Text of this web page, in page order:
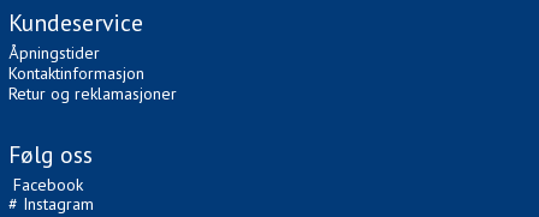
Kundeservice
Åpningstider
Kontaktinformasjon
Retur og reklamasjoner
Følg oss
Facebook
# Instagram